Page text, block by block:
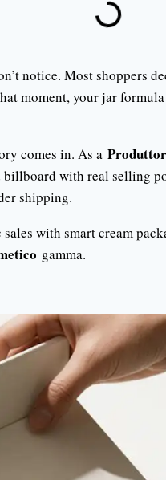
notice. Most shoppers
moment, your jar formula
comes in. As a
with real selling
shipping.
with smart cream
gamma.